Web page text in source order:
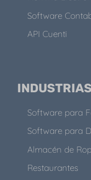
Software
API Cuenti
INDUSTRIAS
Software para
Software para
Almacén de
Restaurantes